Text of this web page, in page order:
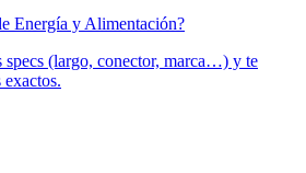
Energía y Alimentación?
specs (largo, conector, marca…) y te